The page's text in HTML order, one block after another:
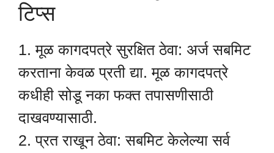
टिप्स
1. मूळ कागदपत्रे सुरक्षित ठेवा: अर्ज सबमिट
करताना केवळ प्रती द्या. मूळ कागदपत्रे
कधीही सोडू नका फक्त तपासणीसाठी
दाखवण्यासाठी.
2. प्रत राखून ठेवा: सबमिट केलेल्या सर्व